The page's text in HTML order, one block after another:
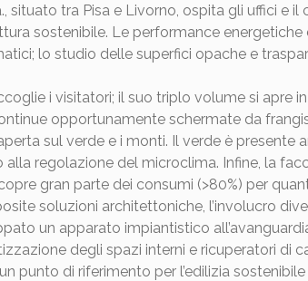
situato tra Pisa e Livorno, ospita gli uffici e
sostenibile. Le performance
lo studio delle superfici opache e
i visitatori; il suo triplo volume si apre
opportunamente schermate da
sul verde e i monti. Il verde è presente
regolazione del microclima. Infine, la
gran parte dei consumi (>80%) per
soluzioni architettoniche, l’involucro
un apparato impiantistico
degli spazi interni e ricuperatori di
punto di riferimento per l’edilizia